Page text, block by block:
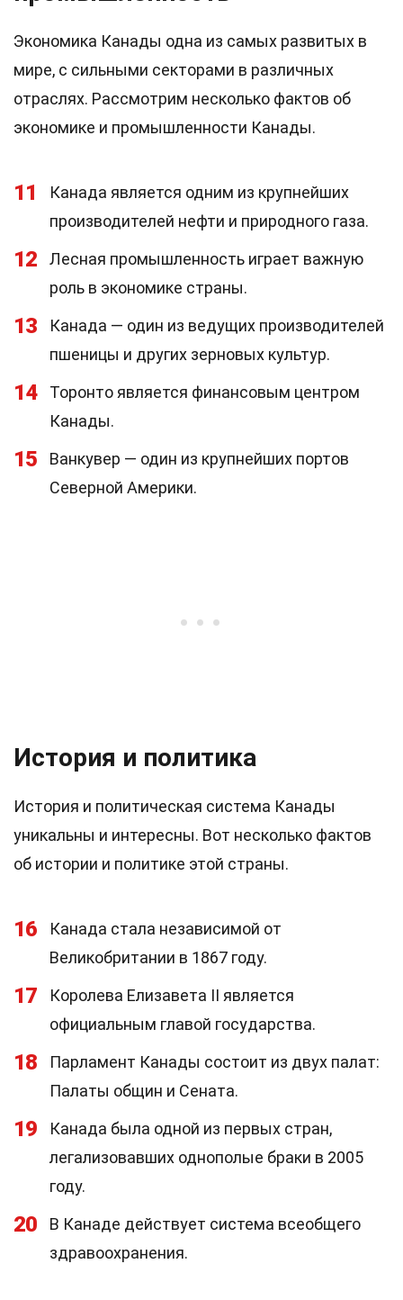
Экономика Канады одна из самых развитых в
мире, с сильными секторами в различных
отраслях. Рассмотрим несколько фактов об
экономике и промышленности Канады.
11
Канада является одним из крупнейших
производителей нефти и природного газа.
12
Лесная промышленность играет важную
роль в экономике страны.
13
Канада — один из ведущих производителей
пшеницы и других зерновых культур.
14
Торонто является финансовым центром
Канады.
15
Ванкувер — один из крупнейших портов
Северной Америки.
История и политика
История и политическая система Канады
уникальны и интересны. Вот несколько фактов
об истории и политике этой страны.
16
Канада стала независимой от
Великобритании в 1867 году.
17
Королева Елизавета II является
официальным главой государства.
18
Парламент Канады состоит из двух палат:
Палаты общин и Сената.
19
Канада была одной из первых стран,
легализовавших однополые браки в 2005
году.
20
В Канаде действует система всеобщего
здравоохранения.